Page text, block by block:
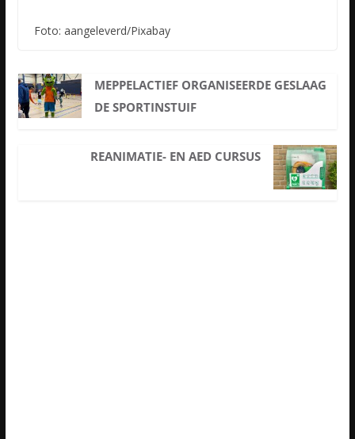
Foto: aangeleverd/Pixabay
MEPPELACTIEF ORGANISEERDE GESLAAG
DE SPORTINSTUIF
REANIMATIE- EN AED CURSUS